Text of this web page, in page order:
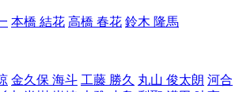
本橋 結花 高橋 春花 鈴木 隆馬
金久保 海斗 工藤 勝久 丸山 俊太朗 河合